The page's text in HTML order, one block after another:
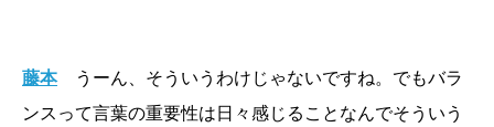
藤本
うーん、そういうわけじゃないですね。でもバラ
ンスって言葉の重要性は日々感じることなんでそういう